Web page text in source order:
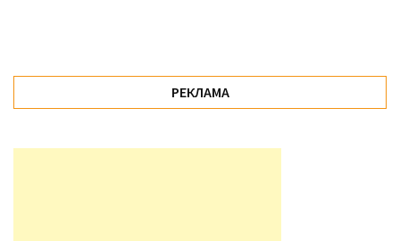
РЕКЛАМА